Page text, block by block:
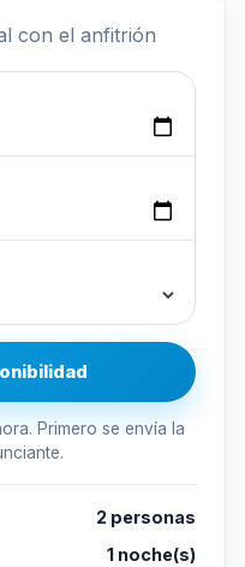
con el anfitrión
Primero se envía la
2 personas
1 noche(s)